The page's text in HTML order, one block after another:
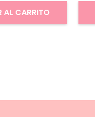
AL CARRITO